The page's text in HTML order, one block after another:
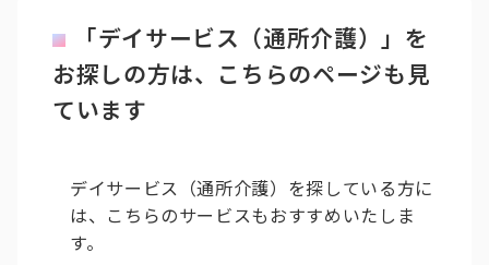
「デイサービス（通所介護）」を
お探しの方は、こちらのページも見
ています
デイサービス（通所介護）を探している方に
は、こちらのサービスもおすすめいたしま
す。